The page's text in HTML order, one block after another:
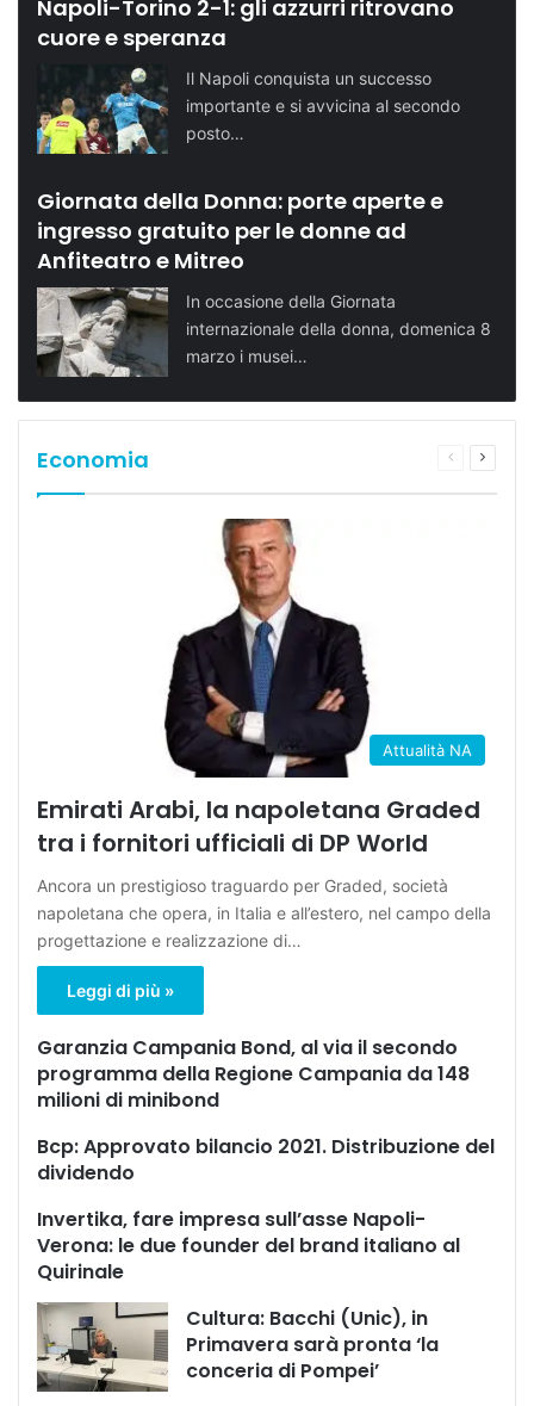
Napoli-Torino 2-1: gli azzurri ritrovano
cuore e speranza
Il Napoli conquista un successo
importante e si avvicina al secondo
posto…
Giornata della Donna: porte aperte e
ingresso gratuito per le donne ad
Anfiteatro e Mitreo
In occasione della Giornata
internazionale della donna, domenica 8
marzo i musei…
Economia
Pagina
Attualità NA
Emirati Arabi, la napoletana Graded
tra i fornitori ufficiali di DP World
Ancora un prestigioso traguardo per Graded, società
napoletana che opera, in Italia e all’estero, nel campo della
progettazione e realizzazione di…
Leggi di più »
Garanzia Campania Bond, al via il secondo
programma della Regione Campania da 148
milioni di minibond
Bcp: Approvato bilancio 2021. Distribuzione del
dividendo
Invertika, fare impresa sull’asse Napoli-
Verona: le due founder del brand italiano al
Quirinale
Cultura: Bacchi (Unic), in
Primavera sarà pronta ‘la
conceria di Pompei’